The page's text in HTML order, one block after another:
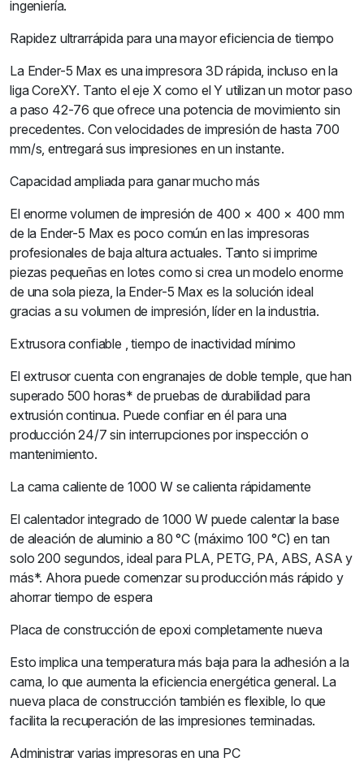
ingeniería.
Rapidez ultrarrápida para una mayor eficiencia de tiempo
La Ender-5 Max es una impresora 3D rápida, incluso en la
liga CoreXY. Tanto el eje X como el Y utilizan un motor paso
a paso 42-76 que ofrece una potencia de movimiento sin
precedentes. Con velocidades de impresión de hasta 700
mm/s, entregará sus impresiones en un instante.
Capacidad ampliada para ganar mucho más
El enorme volumen de impresión de 400 × 400 × 400 mm
de la Ender-5 Max es poco común en las impresoras
profesionales de baja altura actuales. Tanto si imprime
piezas pequeñas en lotes como si crea un modelo enorme
de una sola pieza, la Ender-5 Max es la solución ideal
gracias a su volumen de impresión, líder en la industria.
Extrusora confiable , tiempo de inactividad mínimo
El extrusor cuenta con engranajes de doble temple, que han
superado 500 horas* de pruebas de durabilidad para
extrusión continua. Puede confiar en él para una
producción 24/7 sin interrupciones por inspección o
mantenimiento.
La cama caliente de 1000 W se calienta rápidamente
El calentador integrado de 1000 W puede calentar la base
de aleación de aluminio a 80 °C (máximo 100 °C) en tan
solo 200 segundos, ideal para PLA, PETG, PA, ABS, ASA y
más*. Ahora puede comenzar su producción más rápido y
ahorrar tiempo de espera
Placa de construcción de epoxi completamente nueva
Esto implica una temperatura más baja para la adhesión a la
cama, lo que aumenta la eficiencia energética general. La
nueva placa de construcción también es flexible, lo que
facilita la recuperación de las impresiones terminadas.
Administrar varias impresoras en una PC